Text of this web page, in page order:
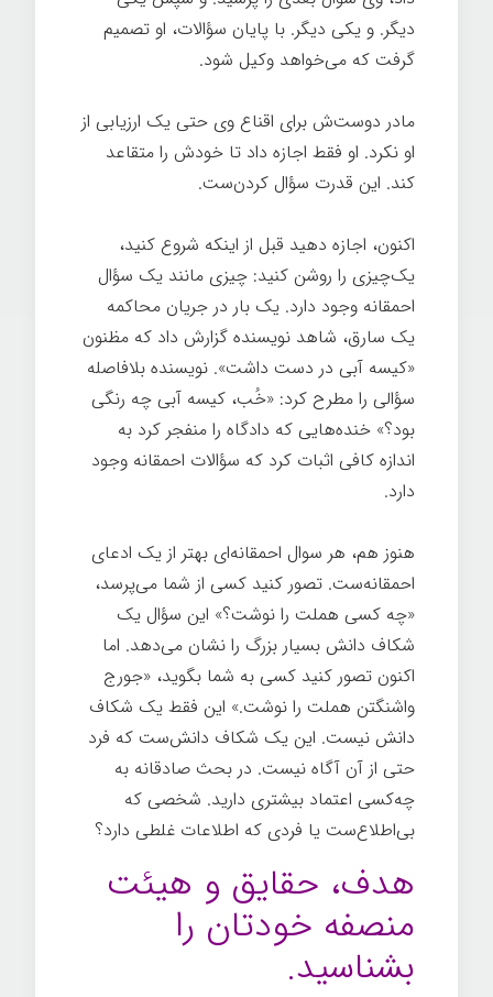
دیگر. و یکی دیگر. با پایان سؤالات، او تصمیم
گرفت که می‌خواهد وکیل شود.
مادر دوست‌ش برای اقناع وی حتی یک ارزیابی از
او نکرد. او فقط اجازه داد تا خودش را متقاعد
کند. این قدرت سؤال کردن‌ست.
اکنون، اجازه دهید قبل از اینکه شروع کنید،
یک‌چیزی را روشن کنید: چیزی مانند یک سؤال
احمقانه وجود دارد. یک بار در جریان محاکمه
یک سارق، شاهد نویسنده گزارش داد که مظنون
«کیسه آبی در دست داشت». نویسنده بلافاصله
سؤالی را مطرح کرد: «خُب، کیسه آبی چه رنگی
بود؟» خنده‌هایی که دادگاه را منفجر کرد به
اندازه کافی اثبات کرد که سؤالات احمقانه وجود
دارد.
هنوز هم، هر سوال احمقانه‌ای بهتر از یک ادعای
احمقانه‌ست. تصور کنید کسی از شما می‌پرسد،
«چه کسی هملت را نوشت؟» این سؤال یک
شکاف دانش بسیار بزرگ را نشان می‌دهد. اما
اکنون تصور کنید کسی به شما بگوید، «جورج
واشنگتن هملت را نوشت.» این فقط یک شکاف
دانش نیست. این یک شکاف دانش‌ست که فرد
حتی از آن آگاه نیست. در بحث صادقانه به
چه‌کسی اعتماد بیشتری دارید. شخصی که
بی‌اطلاع‌ست یا فردی که اطلاعات غلطی دارد؟
هدف، حقایق و هیئت
منصفه خودتان را
بشناسید.